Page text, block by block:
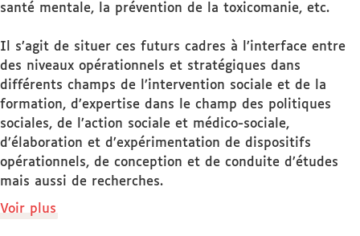
santé mentale, la prévention de la toxicomanie, etc.
Il s’agit de situer ces futurs cadres à l’interface entre
des niveaux opérationnels et stratégiques dans
différents champs de l’intervention sociale et de la
formation, d’expertise dans le champ des politiques
sociales, de l’action sociale et médico-sociale,
d’élaboration et d’expérimentation de dispositifs
opérationnels, de conception et de conduite d’études
mais aussi de recherches.
Voir plus